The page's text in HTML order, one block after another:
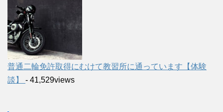
普通二輪免許取得にむけて教習所に通っています【体験
談】 - 41,529views